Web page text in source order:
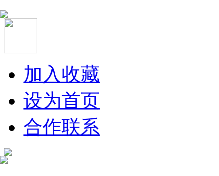
加入收藏
设为首页
合作联系